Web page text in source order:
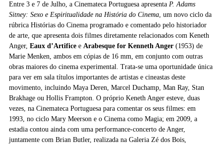
Entre 3 e 7 de Julho, a Cinemateca Portuguesa apresenta P. Adams
Sitney: Sexo e Espiritualidade na História do Cinema, um novo ciclo da
rúbrica Histórias do Cinema programado e comentado pelo historiador
de arte, que apresenta dois filmes diretamente relacionados com Keneth
Anger, Eaux d’Artifice e Arabesque for Kenneth Anger (1953) de
Marie Menken, ambos em cópias de 16 mm, em conjunto com outras
obras maiores do cinema experimental. Trata-se uma oportunidade única
para ver em sala títulos importantes de artistas e cineastas deste
movimento, incluindo Maya Deren, Marcel Duchamp, Man Ray, Stan
Brakhage ou Hollis Frampton. O próprio Keneth Anger esteve, duas
vezes, na Cinemateca Portuguesa para comentar os seus filmes: em
1993, no ciclo Mary Meerson e o Cinema como Magia; em 2009, a
estadia contou ainda com uma performance-concerto de Anger,
juntamente com Brian Butler, realizada na Galeria Zé dos Bois,